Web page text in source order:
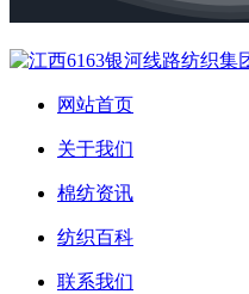
网站首页
关于我们
棉纺资讯
纺织百科
联系我们